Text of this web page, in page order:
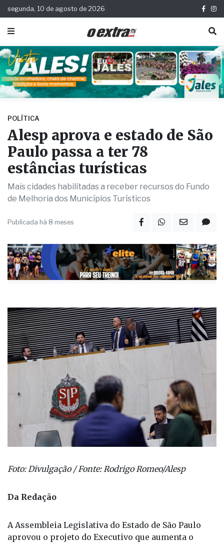
segunda, 10 de agosto de 2026
POLÍTICA
Alesp aprova e estado de São
Paulo passa a ter 78
estâncias turísticas
Mais cidades habilitadas a receber recursos do Fundo